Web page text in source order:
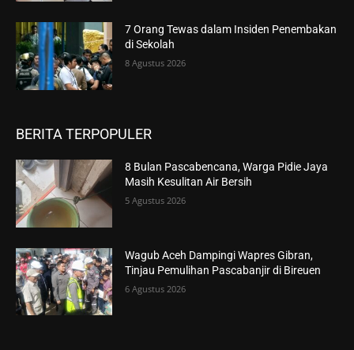
7 Orang Tewas dalam Insiden Penembakan
di Sekolah
8 Agustus 2026
BERITA TERPOPULER
8 Bulan Pascabencana, Warga Pidie Jaya
Masih Kesulitan Air Bersih
5 Agustus 2026
Wagub Aceh Dampingi Wapres Gibran,
Tinjau Pemulihan Pascabanjir di Bireuen
6 Agustus 2026